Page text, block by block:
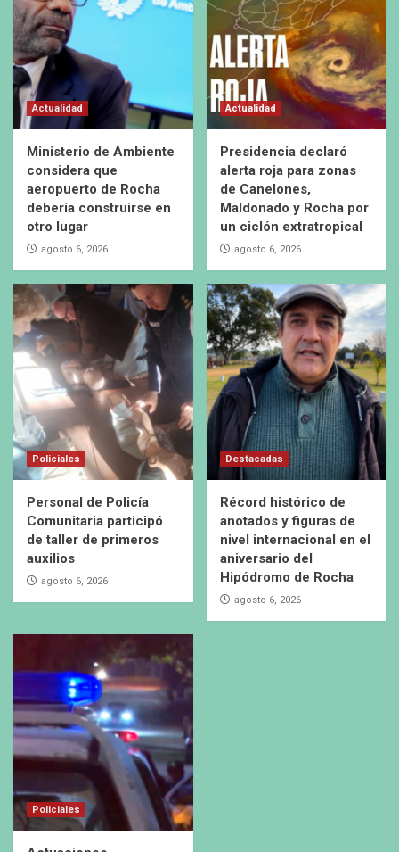
Actualidad
Ministerio de Ambiente
considera que
aeropuerto de Rocha
debería construirse en
otro lugar
agosto 6, 2026
Actualidad
Presidencia declaró
alerta roja para zonas
de Canelones,
Maldonado y Rocha por
un ciclón extratropical
agosto 6, 2026
Policiales
Personal de Policía
Comunitaria participó
de taller de primeros
auxilios
agosto 6, 2026
Destacadas
Récord histórico de
anotados y figuras de
nivel internacional en el
aniversario del
Hipódromo de Rocha
agosto 6, 2026
Policiales